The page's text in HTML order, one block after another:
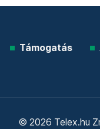
Támogatás
© 2026 Telex.hu